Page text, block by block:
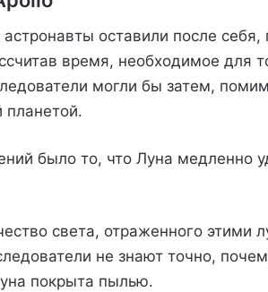
оставили после
время, необходимое для
могли бы затем,
было то, что Луна медленно
света, отраженного этими
не знают точно,
покрыта пылью.